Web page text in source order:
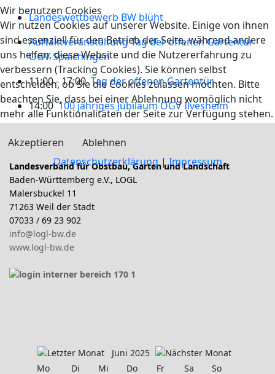
Landeswettbewerb BW blüht
Auftaktveranstaltung Tag der offenen Gartentür
OGV Spaichingen
11:00 - 17:00Tag der offenen Gartentür
14:00100 jähriges Jubiläum OGV Ilvesheim
Landesverband für Obstbau, Garten und Landschaft
Baden-Württemberg e.V., LOGL
Malersbuckel 11
71263 Weil der Stadt
07033 / 69 23 902
info@logl-bw.de
www.logl-bw.de
Juni 2025
Mo
Di Mi Do Fr Sa So
Wir benutzen Cookies
Wir nutzen Cookies auf unserer Website. Einige von ihnen
sind essenziell für den Betrieb der Seite, während andere
uns helfen, diese Website und die Nutzererfahrung zu
verbessern (Tracking Cookies). Sie können selbst
entscheiden, ob Sie die Cookies zulassen möchten. Bitte
beachten Sie, dass bei einer Ablehnung womöglich nicht
mehr alle Funktionalitäten der Seite zur Verfügung stehen.
Akzeptieren
Ablehnen
Datenschutzerklärung|Impressum